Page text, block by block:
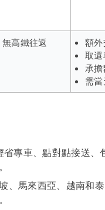
無高鐵往返
額
取
承
需
專車、點對點接送、
、馬來西亞、越南和